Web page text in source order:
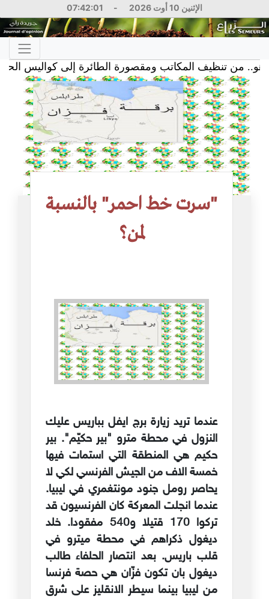
الإثنين 10 أوت 2026 -
07:42:02
من تنظيف المكاتب ومقصورة الطائرة إلى كواليس الحكم
"سرت خط احمر" بالنسبة
لمن؟
عندما تريد زيارة برج ايفل بباريس عليك
النزول في محطة مترو "بير حكيّم". بير
حكيم هي المنطقة التي استمات فيها
خمسة الاف من الجيش الفرنسي لكي لا
يحاصر رومل جنود مونتغمري في ليبيا.
عندما انجلت المعركة كان الفرنسيون قد
تركوا 170 قتيلا و540 مفقودا. خلد
ديغول ذكراهم في محطة ميترو في
قلب باريس. بعد انتصار الحلفاء طالب
ديغول بان تكون فزّان هي حصة فرنسا
من ليبيا بينما سيطر الانقليز على شرق